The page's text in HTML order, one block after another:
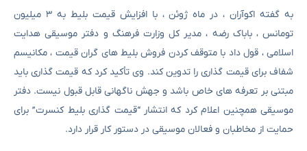
به گفته اکوآران ، در ماه ژوئن ، با افزایش قیمت بلیط به ۳ میلیون
تومانس ، باباک رضه ، مدیر کل وزارت فرهنگ و دفتر موسیقی هدایت
اسلامی ، قول داد با متوقف کردن فروش بلیط های گران قیمت ، مکانیسم
شفاف برای قیمت گذاری را تدوین کند. وی تأکید کرد که قیمت گذاری باید
مبتنی بر تعرفه های خاص باشد و جهش ناگهانی قابل قبول نیست. دفتر
موسیقی همچنین اعلام کرد که انتشار “قیمت گذاری بلیط کنسرت” برای
حمایت از مخاطبان و فعالان موسیقی در دستور کار قرار دارد.